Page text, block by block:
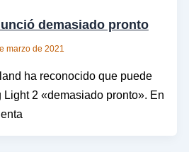
demasiado pronto
marzo de 2021
ha reconocido que puede
2 «demasiado pronto». En